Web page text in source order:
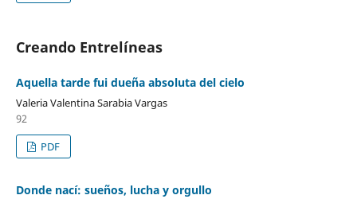
Creando Entrelíneas
Aquella tarde fui dueña absoluta del cielo
Valeria Valentina Sarabia Vargas
92
PDF
Donde nací: sueños, lucha y orgullo